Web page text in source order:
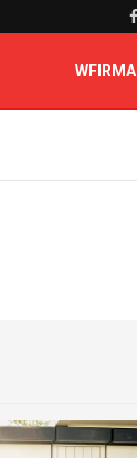
WFIRMA